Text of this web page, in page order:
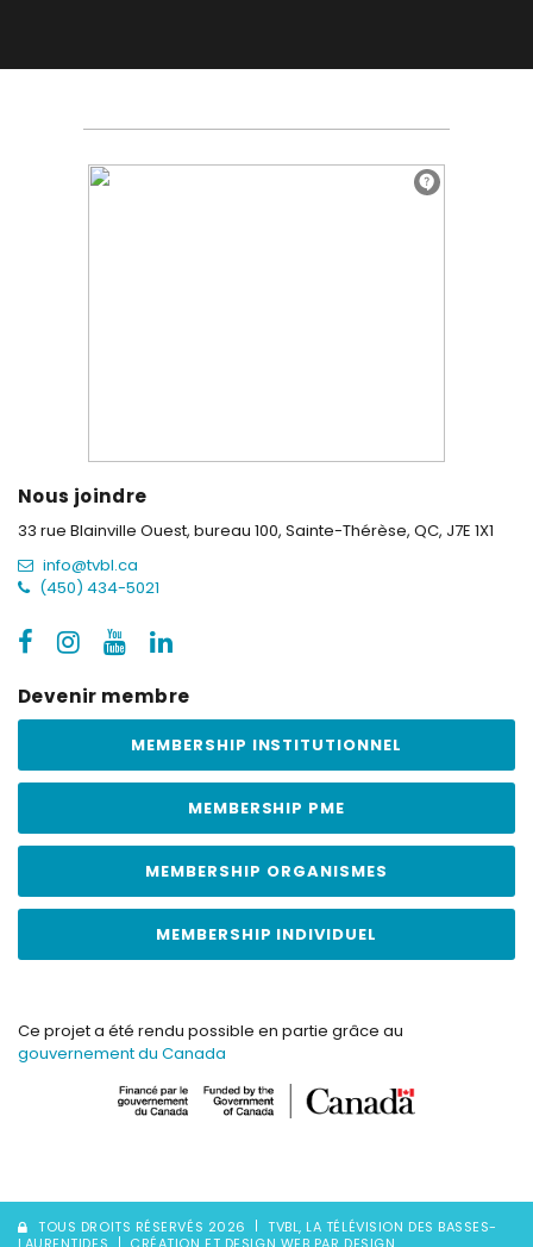
Nous joindre
33 rue Blainville Ouest, bureau 100, Sainte-Thérèse, QC, J7E 1X1
info@tvbl.ca
(450) 434-5021
Devenir membre
MEMBERSHIP INSTITUTIONNEL
MEMBERSHIP PME
MEMBERSHIP ORGANISMES
MEMBERSHIP INDIVIDUEL
Ce projet a été rendu possible en partie grâce au
gouvernement du Canada
TOUS DROITS RÉSERVÉS 2026
TVBL, LA TÉLÉVISION DES BASSES-